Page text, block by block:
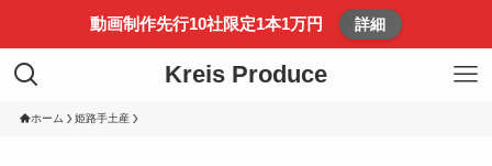
動画制作先行10社限定1本1万円 詳細
Kreis Produce
ホーム 姫路手土産